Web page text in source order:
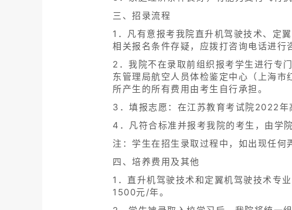
三、招录流程
1．凡有意报考我院直升机驾驶技术、定
相关报名条件存疑，应拨打咨询电话进行
2．我院不在录取前组织报考学生进行专
东管理局航空人员体检鉴定中心（上海
所产生的所有费用由考生自行承担。
3．填报志愿：在江苏教育考试院2022年
4．凡符合标准并报考我院的考生，由学
注：学生在招生录取过程中，如出现任何
四、培养费用及其他
1．直升机驾驶技术和定翼机驾驶技术专
1500元/年。